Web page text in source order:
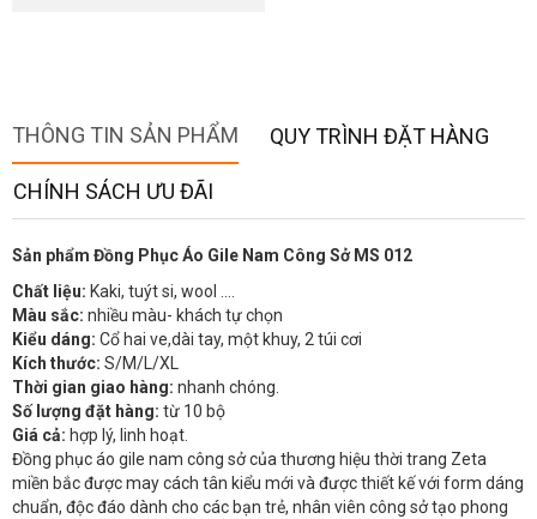
THÔNG TIN SẢN PHẨM QUY TRÌNH ĐẶT HÀNG
CHÍNH SÁCH ƯU ĐÃI
Sản phẩm Đồng Phục Áo Gile Nam Công Sở MS 012
Chất liệu: Kaki, tuýt si, wool ….
Màu sắc: nhiều màu- khách tự chọn
Kiểu dáng: Cổ hai ve,dài tay, một khuy, 2 túi cơi
Kích thước: S/M/L/XL
Thời gian giao hàng: nhanh chóng.
Số lượng đặt hàng: từ 10 bộ
Giá cả: hợp lý, linh hoạt.
Đồng phục áo gile nam công sở của thương hiệu thời trang Zeta
miền bắc được may cách tân kiểu mới và được thiết kế với form dáng
chuẩn, độc đáo dành cho các bạn trẻ, nhân viên công sở tạo phong